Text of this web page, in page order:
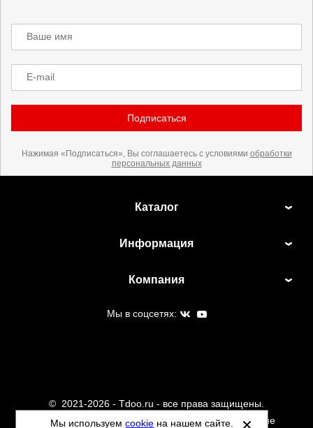
Ваше имя
E-mail
Подписаться
Нажимая «Подписаться», Вы соглашаетесь с условиями обработки
персональных данных
Каталог
Информация
Компания
Мы в соцсетях:
© 2021-2026 - Tdoo.ru - все права защищены.
Данный сайт не является интернет магазином и не
Мы используемcookie на нашем сайте.